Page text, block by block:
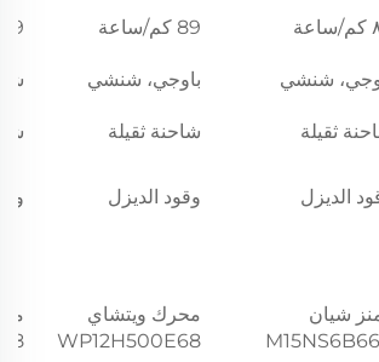
89 كم/ساعة 89 كم/ساعة
شنشي باوجي، شنشي
ثقيلة شاحنة ثقيلة
الديزل وقود الديزل
شيان
محرك ويتشاي
WP12H500E68